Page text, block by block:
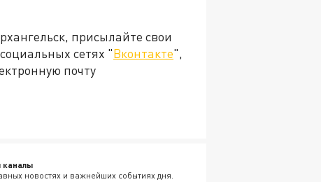
присылайте свои
сетях "Вконтакте",
почту
каналы
новостях и важнейших событиях дня.